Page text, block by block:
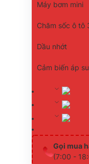
Máy bơm mini
Chăm sốc ô tô
Dầu nhớt
Cảm biến áp
Gọi mua
(7:00 -